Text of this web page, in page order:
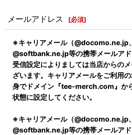
メールアドレス [必須]
※キャリアメール（@docomo.ne.jp
@softbank.ne.jp等の携帯メールアド
受信設定によりましては当店からの
ざいます。キャリアメールをご利用
身でドメイン『tee-merch.com』か
状態に設定してください。
※キャリアメール（@docomo.ne.jp
@softbank.ne.jp等の携帯メールアド